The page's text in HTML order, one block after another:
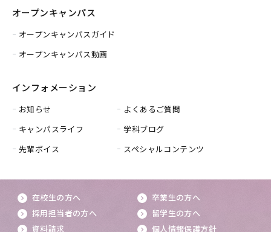
オープンキャンパス
オープンキャンパスガイド
オープンキャンパス動画
インフォメーション
お知らせ
キャンパスライフ
先輩ボイス
よくあるご質問
学科ブログ
スペシャルコンテンツ
在校生の方へ
卒業生の方へ
採用担当者の方へ
留学生の方へ
資料請求
個人情報保護方針